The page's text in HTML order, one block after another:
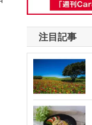
注目記事